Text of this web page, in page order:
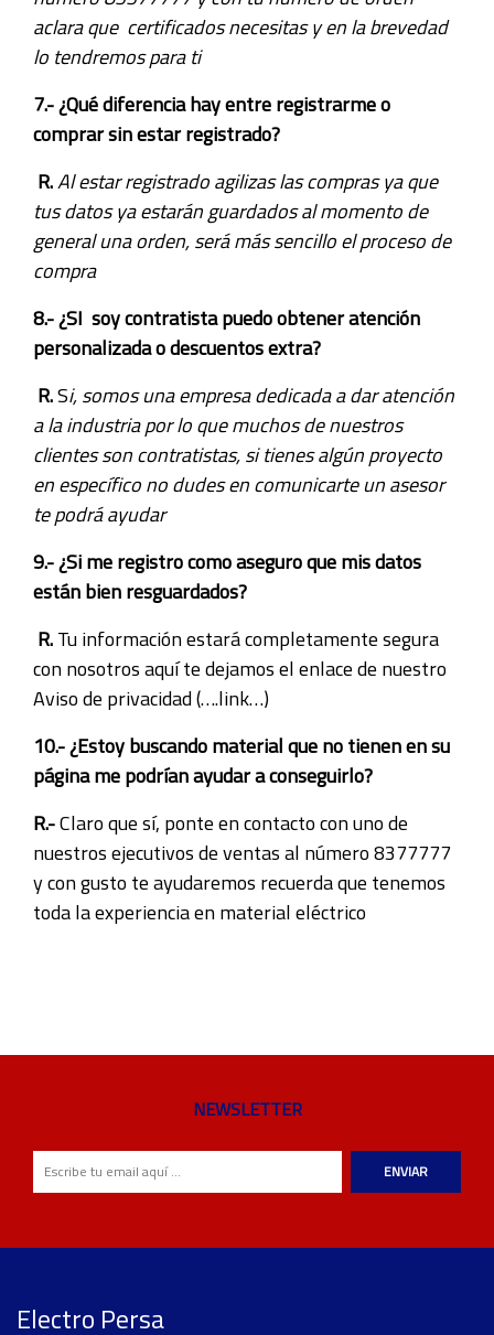
aclara que certificados necesitas y en la brevedad
lo tendremos para ti
7.- ¿Qué diferencia hay entre registrarme o
comprar sin estar registrado?
R.Al estar registrado agilizas las compras ya que
tus datos ya estarán guardados al momento de
general una orden, será más sencillo el proceso de
compra
8.- ¿SI soy contratista puedo obtener atención
personalizada o descuentos extra?
R.Si, somos una empresa dedicada a dar atención
a la industria por lo que muchos de nuestros
clientes son contratistas, si tienes algún proyecto
en específico no dudes en comunicarte un asesor
te podrá ayudar
9.- ¿Si me registro como aseguro que mis datos
están bien resguardados?
R.Tu información estará completamente segura
con nosotros aquí te dejamos el enlace de nuestro
Aviso de privacidad (….link…)
10.- ¿Estoy buscando material que no tienen en su
página me podrían ayudar a conseguirlo?
R.-Claro que sí, ponte en contacto con uno de
nuestros ejecutivos de ventas al número 8377777
y con gusto te ayudaremos recuerda que tenemos
toda la experiencia en material eléctrico
NEWSLETTER
ENVIAR
Electro Persa